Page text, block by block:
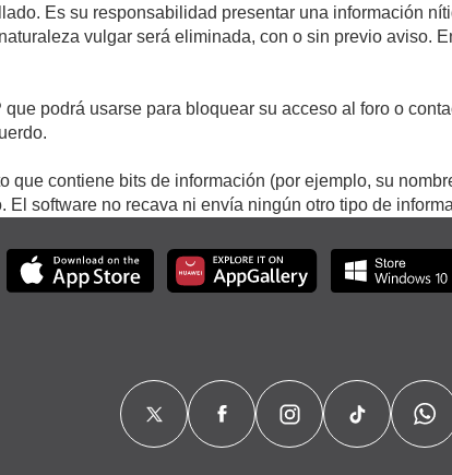
Es su responsabilidad presentar una información
vulgar será eliminada, con o sin previo aviso.
podrá usarse para bloquear su acceso al foro o
contiene bits de información (por ejemplo, su
software no recava ni envía ningún otro tipo de